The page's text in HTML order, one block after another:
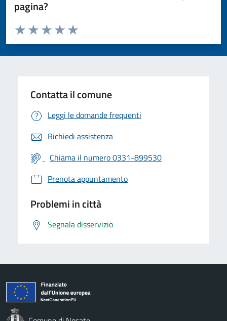
pagina?
Valuta da 1 a 5 stelle la pagina
Valuta 5 stelle su 5
Valuta 4 stelle su 5
Valuta 3 stelle su 5
Valuta 2 stelle su 5
Valuta 1 stelle su 5
Contatta il comune
Leggi le domande frequenti
Richiedi assistenza
Chiama il numero 0331-899530
Prenota appuntamento
Problemi in città
Segnala disservizio